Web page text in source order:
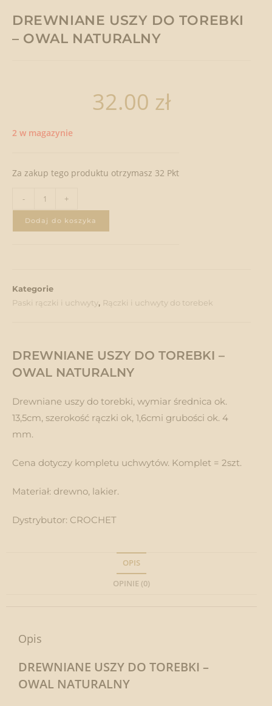
DREWNIANE USZY DO TOREBKI
– OWAL NATURALNY
32.00 zł
2 w magazynie
Za zakup tego produktu otrzymasz 32 Pkt
- +
Dodaj do koszyka
Kategorie
Paski rączki i uchwyty, Rączki i uchwyty do torebek
DREWNIANE USZY DO TOREBKI –
OWAL NATURALNY
Drewniane uszy do torebki, wymiar średnica ok.
13,5cm, szerokość rączki ok, 1,6cmi grubości ok. 4
mm.
Cena dotyczy kompletu uchwytów. Komplet = 2szt.
Materiał: drewno, lakier.
Dystrybutor: CROCHET
OPIS
OPINIE (0)
Opis
DREWNIANE USZY DO TOREBKI –
OWAL NATURALNY